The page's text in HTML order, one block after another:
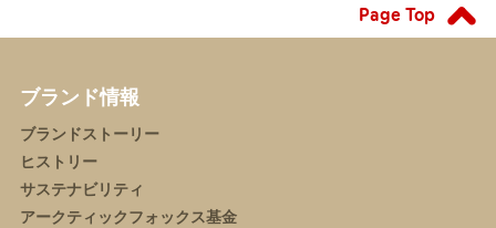
Page Top
ブランド情報
ブランドストーリー
ヒストリー
サステナビリティ
アークティックフォックス基金